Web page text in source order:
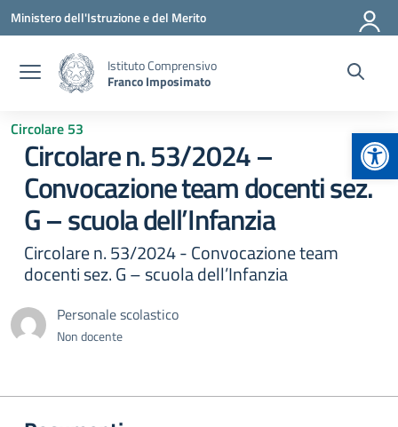
Vai ai contenuti
Vai al menu di navigazione
Vai al footer
Ministero dell'Istruzione e del Merito
Istituto Comprensivo
Franco Imposimato
Circolare 53
Circolare n. 53/2024 –
Convocazione team docenti sez.
G – scuola dell’Infanzia
Circolare n. 53/2024 - Convocazione team
docenti sez. G – scuola dell’Infanzia
Personale scolastico
Non docente